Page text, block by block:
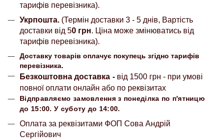
тарифів перевізника).
Укрпошта. (Термін доставки 3 - 5 днів, Вартість
доставки від 50 грн. Ціна може змінюватись від
тарифів перевізника).
Доставку товарів оплачує покупець згідно тарифів
перевізника.
Безкоштовна доставка - від 1500 грн - при умові
повної оплати онлайн або по реквізитах
Відправляємо замовлення з понеділка по п'ятницю
до 15:00. У суботу до 14:00.
Оплата за реквізитами ФОП Сова Андрій
Сергійович